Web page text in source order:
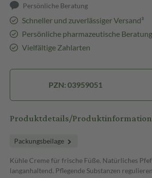
Persönliche Beratung
Schneller und zuverlässiger Versand³
Persönliche pharmazeutische Beratung
Vielfältige Zahlarten
PZN: 03959051
Produktdetails/
Packungsbeilage
Kühle Creme für frische Füße. Natürliches
langanhaltend. Pflegende Substanzen